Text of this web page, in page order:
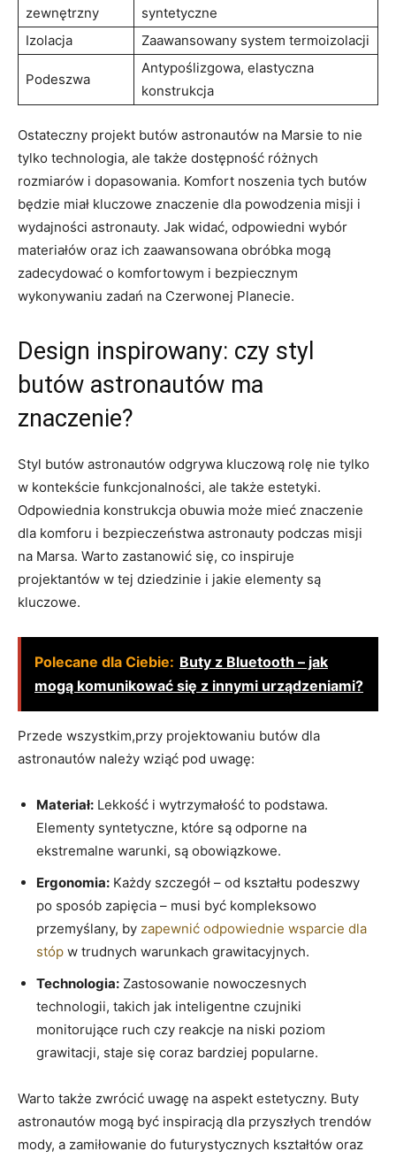
zewnętrzny
syntetyczne
Izolacja
Zaawansowany system termoizolacji
Podeszwa
Antypoślizgowa, elastyczna
konstrukcja
Ostateczny projekt butów astronautów na Marsie to nie
tylko technologia, ale także dostępność różnych
rozmiarów i dopasowania. Komfort noszenia tych butów
będzie miał kluczowe znaczenie dla powodzenia misji i
wydajności astronauty. Jak widać, odpowiedni wybór
materiałów oraz ich zaawansowana obróbka mogą
zadecydować o komfortowym i bezpiecznym
wykonywaniu zadań na Czerwonej Planecie.
Design inspirowany: czy styl
butów astronautów ma
znaczenie?
Styl butów astronautów odgrywa kluczową rolę nie tylko
w kontekście funkcjonalności, ale także estetyki.
Odpowiednia konstrukcja obuwia może mieć znaczenie
dla komforu i bezpieczeństwa astronauty podczas misji
na Marsa. Warto zastanowić się, co inspiruje
projektantów w tej dziedzinie i jakie elementy są
kluczowe.
Polecane dla Ciebie: Buty z Bluetooth – jak
mogą komunikować się z innymi urządzeniami?
Przede wszystkim,przy projektowaniu butów dla
astronautów należy wziąć pod uwagę:
Materiał: Lekkość i wytrzymałość to podstawa.
Elementy syntetyczne, które są odporne na
ekstremalne warunki, są obowiązkowe.
Ergonomia: Każdy szczegół – od kształtu podeszwy
po sposób zapięcia – musi być kompleksowo
przemyślany, by zapewnić odpowiednie wsparcie dla
stóp w trudnych warunkach grawitacyjnych.
Technologia: Zastosowanie nowoczesnych
technologii, takich jak inteligentne czujniki
monitorujące ruch czy reakcje na niski poziom
grawitacji, staje się coraz bardziej popularne.
Warto także zwrócić uwagę na aspekt estetyczny. Buty
astronautów mogą być inspiracją dla przyszłych trendów
mody, a zamiłowanie do futurystycznych kształtów oraz